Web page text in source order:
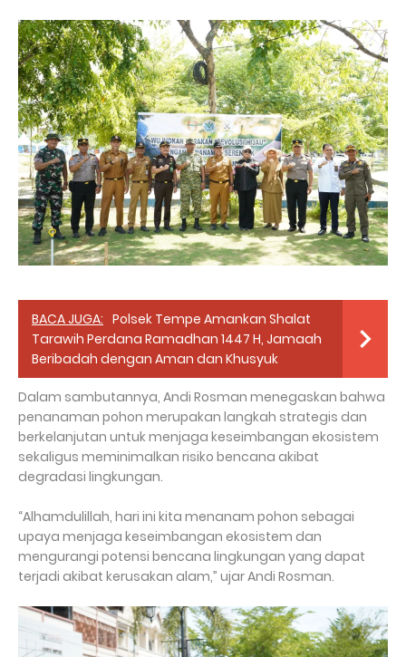
BACA JUGA: Polsek Tempe Amankan Shalat
Tarawih Perdana Ramadhan 1447 H, Jamaah
Beribadah dengan Aman dan Khusyuk
Dalam sambutannya, Andi Rosman menegaskan bahwa
penanaman pohon merupakan langkah strategis dan
berkelanjutan untuk menjaga keseimbangan ekosistem
sekaligus meminimalkan risiko bencana akibat
degradasi lingkungan.
“Alhamdulillah, hari ini kita menanam pohon sebagai
upaya menjaga keseimbangan ekosistem dan
mengurangi potensi bencana lingkungan yang dapat
terjadi akibat kerusakan alam,” ujar Andi Rosman.